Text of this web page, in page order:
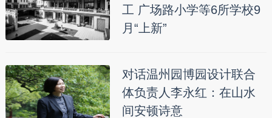
工 广场路小学等6所学校9
月“上新”
对话温州园博园设计联合
体负责人李永红：在山水
间安顿诗意